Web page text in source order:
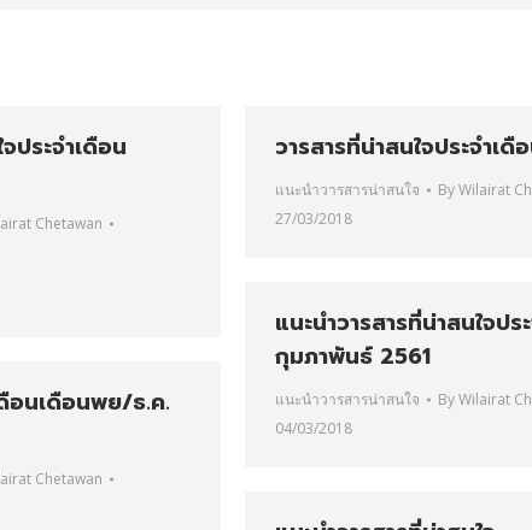
ประจำเดือน
Chetawan
วารสารที่น่าสนใจประจำเ
แนะนำวารสารน่าสนใจ ByWilairat
27/03/2018
แนะนำวารสารที่น่าสนใจปร
กุมภาพันธ์ 2561
แนะนำวารสารน่าสนใจ ByWilairat
04/03/2018
ดือนเดือนพย/ธ.ค.
Chetawan